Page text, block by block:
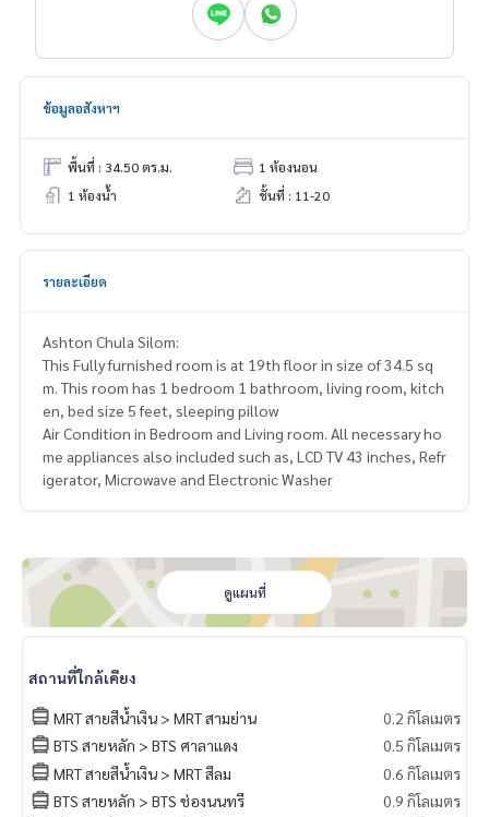
ข้อมูลอสังหาฯ
พื้นที่ : 34.50 ตร.ม.
1 ห้องนอน
1 ห้องน้ำ
ชั้นที่ : 11-20
รายละเอียด
Ashton Chula Silom:
This Fully furnished room is at 19th floor in size of 34.5 sq
m. This room has 1 bedroom 1 bathroom, living room, kitch
en, bed size 5 feet, sleeping pillow
Air Condition in Bedroom and Living room. All necessary ho
me appliances also included such as, LCD TV 43 inches, Refr
igerator, Microwave and Electronic Washer
ดูแผนที่
สถานที่ใกล้เคียง
MRT สายสีน้ำเงิน > MRT สามย่าน
0.2 กิโลเมตร
BTS สายหลัก > BTS ศาลาแดง
0.5 กิโลเมตร
MRT สายสีน้ำเงิน > MRT สีลม
0.6 กิโลเมตร
BTS สายหลัก > BTS ช่องนนทรี
0.9 กิโลเมตร